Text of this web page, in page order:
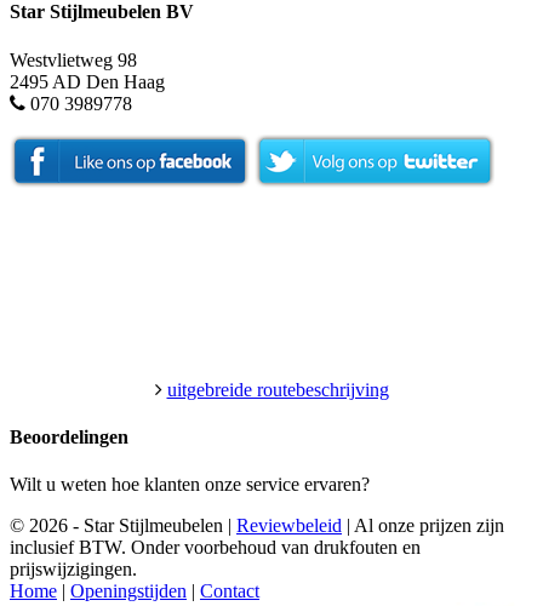
Star Stijlmeubelen BV
Westvlietweg 98
2495 AD Den Haag
070 3989778
uitgebreide routebeschrijving
Beoordelingen
Wilt u weten hoe klanten onze service ervaren?
© 2026 - Star Stijlmeubelen | Reviewbeleid | Al onze prijzen zijn
inclusief BTW. Onder voorbehoud van drukfouten en
prijswijzigingen.
Home | Openingstijden | Contact